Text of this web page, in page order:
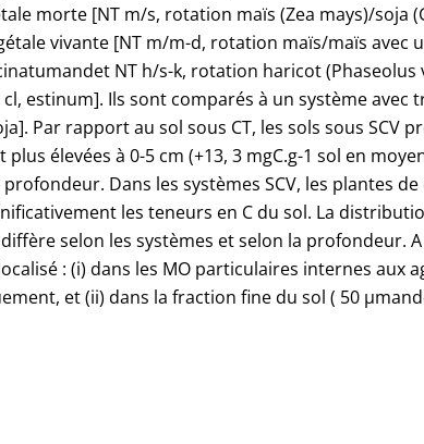
morte [NT m/s, rotation maïs (Zea mays)/soja
vivante [NT m/m-d, rotation maïs/maïs avec
NT h/s-k, rotation haricot
estinum]. Ils sont comparés à un système avec
Par rapport au sol sous CT, les sols sous SCV
élevées à 0-5 cm (+13, 3 mgC.g-1 sol en
Dans les systèmes SCV, les plantes
les teneurs en C du sol. La
selon les systèmes et selon la profondeur.
: (i) dans les MO particulaires internes aux
et (ii) dans la fraction fine du sol ( 50